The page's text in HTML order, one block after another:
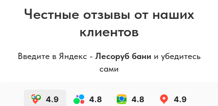
Честные отзывы от наших
клиентов
Введите в Яндекс - Лесоруб бани и убедитесь
сами
4.9 4.8 4.8 4.9